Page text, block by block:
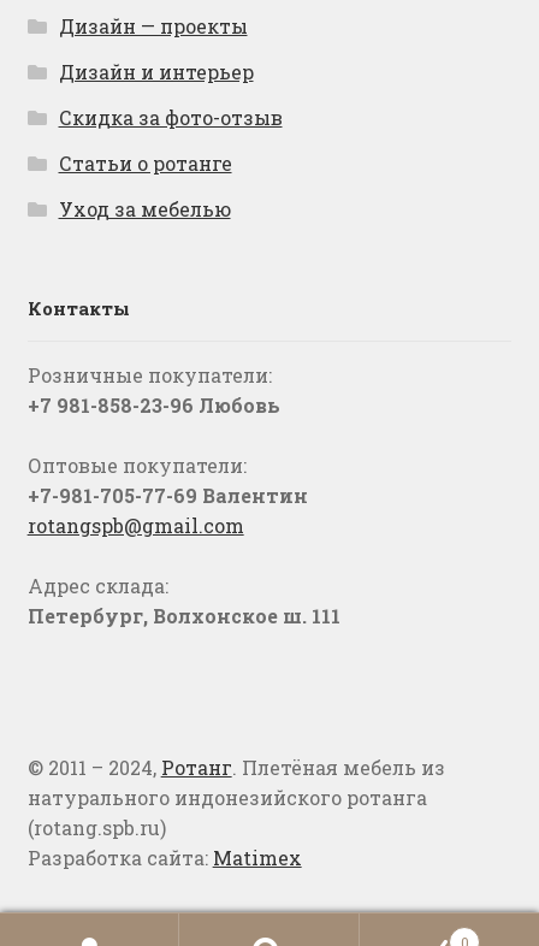
Дизайн — проекты
Дизайн и интерьер
Скидка за фото-отзыв
Статьи о ротанге
Уход за мебелью
Контакты
Розничные покупатели:
+7 981-858-23-96 Любовь
Оптовые покупатели:
+7-981-705-77-69 Валентин
rotangspb@gmail.com
Адрес склада:
Петербург, Волхонское ш. 111
© 2011 – 2024, Ротанг. Плетёная мебель из
натурального индонезийского ротанга
(rotang.spb.ru)
Разработка сайта: Matimex
0